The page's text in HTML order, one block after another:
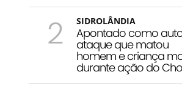
2 SIDROLÂNDIA
Apontado como
ataque que matou
homem e criança
durante ação do